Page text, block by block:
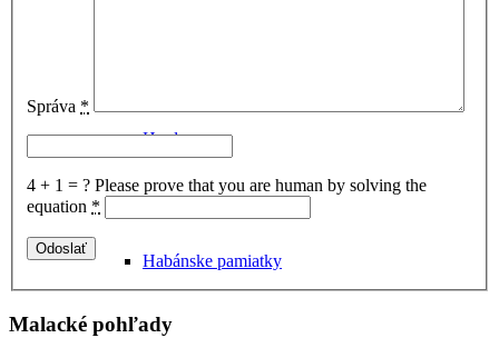
Hrady
Habánske pamiatky
Správa *
4 + 1 = ? Please prove that you are human by solving the
equation *
Malacké pohľady